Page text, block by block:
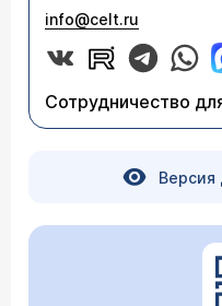
info@celt.ru
Сотрудничество
Версия